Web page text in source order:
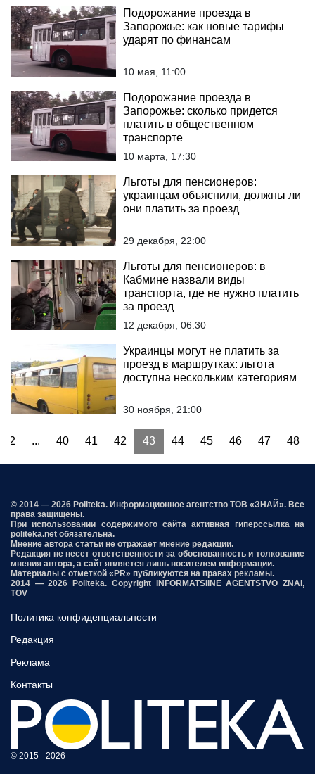
Подорожание проезда в
Запорожье: как новые тарифы
ударят по финансам
10 мая, 11:00
Подорожание проезда в
Запорожье: сколько придется
платить в общественном
транспорте
10 марта, 17:30
Льготы для пенсионеров:
украинцам объяснили, должны ли
они платить за проезд
29 декабря, 22:00
Льготы для пенсионеров: в
Кабмине назвали виды
транспорта, где не нужно платить
за проезд
12 декабря, 06:30
Украинцы могут не платить за
проезд в маршрутках: льгота
доступна нескольким категориям
30 ноября, 21:00
2 ... 40 41 42 43 44 45 46 47 48
© 2014 — 2026 Politeka. Информационное агентство ТОВ «ЗНАЙ». Все
права защищены.
При использовании содержимого сайта активная гиперссылка на
politeka.net обязательна.
Мнение автора статьи не отражает мнение редакции.
Редакция не несет ответственности за обоснованность и толкование
мнения автора, а сайт является лишь носителем информации.
Материалы с отметкой «PR» публикуются на правах рекламы.
2014 — 2026 Politeka. Copyright INFORMATSIINE AGENTSTVO ZNAI,
TOV
Политика конфиденциальности
Редакция
Реклама
Контакты
© 2015 - 2026